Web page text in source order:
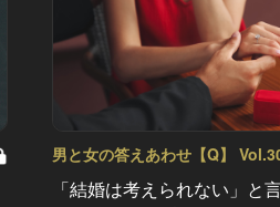
男と女の答えあわせ【Q】
「結婚は考えられない」と